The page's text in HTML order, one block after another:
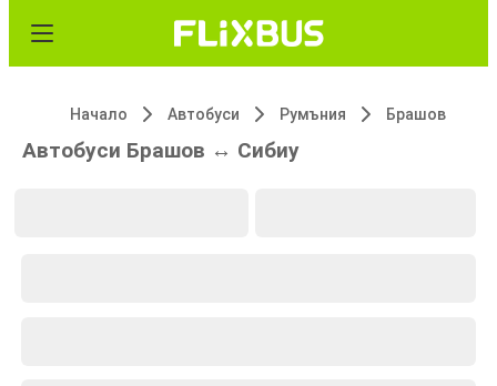
Начало Автобуси Румъния Брашов
Автобуси Брашов ↔ Сибиу